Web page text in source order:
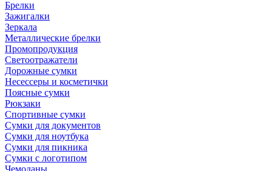
Брелки
Зажигалки
Зеркала
Металлические брелки
Промопродукция
Светоотражатели
Дорожные сумки
Несессеры и косметички
Поясные сумки
Рюкзаки
Спортивные сумки
Сумки для документов
Сумки для ноутбука
Сумки для пикника
Сумки с логотипом